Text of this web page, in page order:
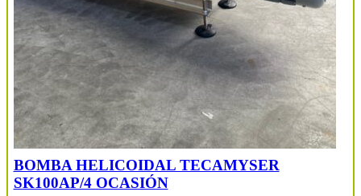
BOMBA HELICOIDAL TECAMYSER
SK100AP/4 OCASIÓN